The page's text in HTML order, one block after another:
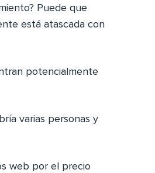
Puede que
está atascada con
potencialmente
varias personas y
web por el precio